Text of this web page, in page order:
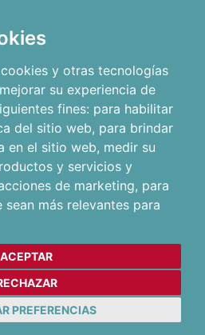
y otras tecnologías
su experiencia de
fines: para habilitar
del sitio web, para brindar
en el sitio web, medir su
y servicios y
de marketing, para
más relevantes para
ACEPTAR
PREFERENCIAS